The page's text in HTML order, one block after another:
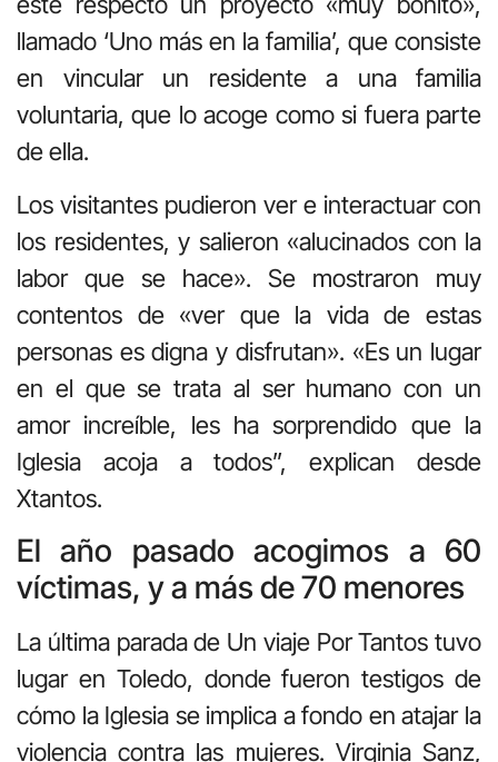
llamado ‘Uno más en la familia’, que consiste
en vincular un residente a una familia
voluntaria, que lo acoge como si fuera parte
de ella.
Los visitantes pudieron ver e interactuar con
los residentes, y salieron «alucinados con la
labor que se hace». Se mostraron muy
contentos de «ver que la vida de estas
personas es digna y disfrutan». «Es un lugar
en el que se trata al ser humano con un
amor increíble, les ha sorprendido que la
Iglesia acoja a todos”, explican desde
Xtantos.
El año pasado acogimos a 60
víctimas, y a más de 70 menores
La última parada de Un viaje Por Tantos tuvo
lugar en Toledo, donde fueron testigos de
cómo la Iglesia se implica a fondo en atajar la
violencia contra las mujeres. Virginia Sanz,